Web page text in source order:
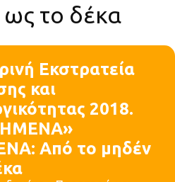
το δέκα
Εκστρατεία
και
2018.
Από το μηδέν